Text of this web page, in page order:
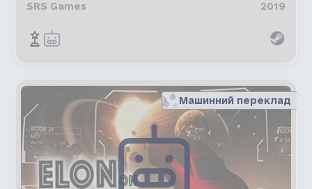
SRS Games 2019
Машинний переклад